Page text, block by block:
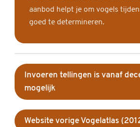
aanbod helpt je om vogels
goed te determineren.
Invoeren tellingen is vanaf
mogelijk
Website vorige Vogelatlas